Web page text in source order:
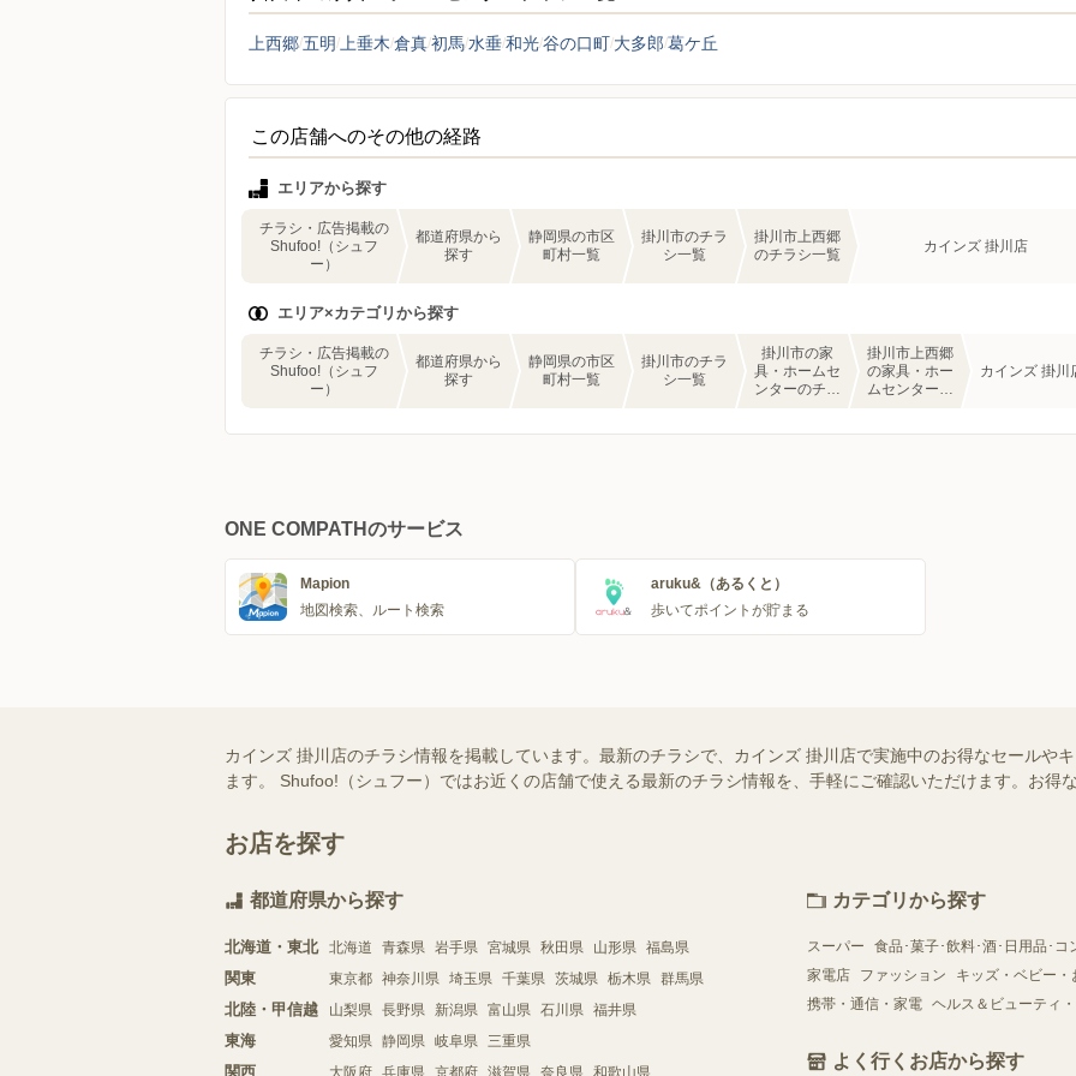
上西郷五明 上垂木 倉真初馬水垂和光谷の口町 大多郎 葛ケ丘
この店舗へのその他の経路
エリアから探す
チラシ・広告掲載の
Shufoo!（シュフ
ー）
都道府県から
探す
静岡県の市区
町村一覧
掛川市のチラ
シ一覧
掛川市上西郷
のチラシ一覧
カインズ 掛川店
エリア×カテゴリから探す
チラシ・広告掲載の
Shufoo!（シュフ
ー）
都道府県から
探す
静岡県の市区
町村一覧
掛川市のチラ
シ一覧
掛川市の家
具・ホームセ
ンターのチラ
掛川市上西郷
の家具・ホー
ムセンターの
カインズ 掛川
ONE COMPATHのサービス
Mapion
地図検索、ルート検索
aruku&（あるくと）
歩いてポイントが貯まる
カインズ 掛川店のチラシ情報を掲載しています。最新のチラシで、カインズ 掛川店で実施中のお得なセールや
ます。 Shufoo!（シュフー）ではお近くの店舗で使える最新のチラシ情報を、手軽にご確認いただけます。お得
お店を探す
都道府県から探す
北海道・東北 北海道 青森県 岩手県 宮城県 秋田県 山形県 福島県
関東 東京都 神奈川県 埼玉県 千葉県 茨城県 栃木県 群馬県
北陸・甲信越 山梨県 長野県 新潟県 富山県 石川県 福井県
東海 愛知県 静岡県 岐阜県 三重県
関西 大阪府 兵庫県 京都府 滋賀県 奈良県 和歌山県
カテゴリから探す
スーパー
食品･菓子･飲料･酒･日用品･コ
家電店
ファッション
キッズ・ベビー・
携帯・通信・家電 ヘルス＆ビューティ
よく行くお店から探す